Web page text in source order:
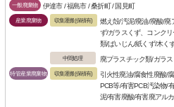
一般廃棄物 伊達市 / 福島市 / 桑折町 / 国見町
産業廃棄物 収集運搬(保積有)
燃え殻/汚泥/廃油/廃酸/廃
ず/ガラスくず、コンク
類/ばいじん/紙くず/木く
中間処理 廃プラスチック類/ガラ
特管産業廃棄物 収集運搬(保積有)
引火性廃油/腐食性廃酸/
PCB等/有害PCB汚染物/
泥/有害廃酸/有害廃アル